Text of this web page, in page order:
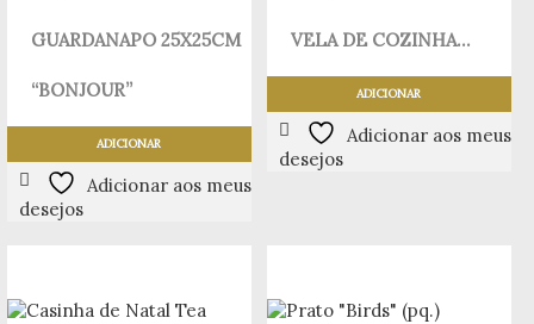
GUARDANAPO 25X25CM
“BONJOUR”
ADICIONAR
Adicionar aos meus
desejos
VELA DE COZINHA...
ADICIONAR
Adicionar aos meus
desejos